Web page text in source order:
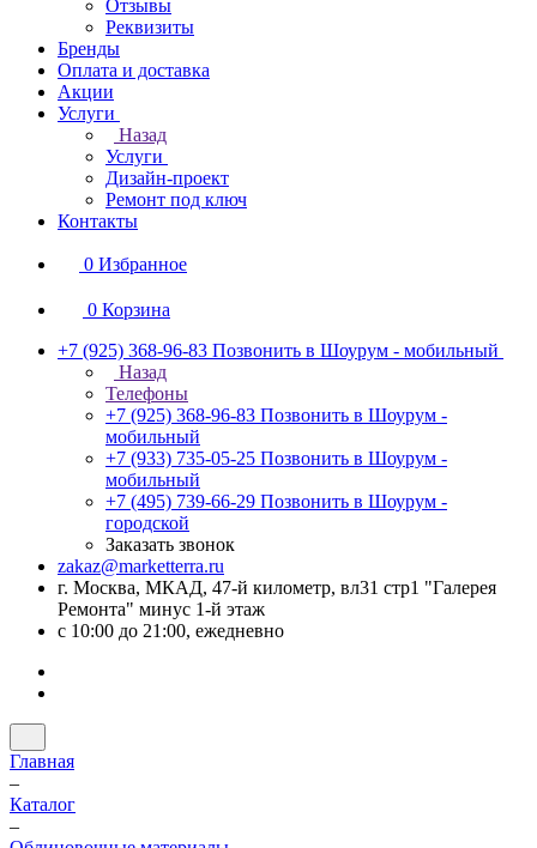
Отзывы
Реквизиты
Бренды
Оплата и доставка
Акции
Услуги
Назад
Услуги
Дизайн-проект
Ремонт под ключ
Контакты
0 Избранное
0 Корзина
+7 (925) 368-96-83 Позвонить в Шоурум - мобильный
Назад
Телефоны
+7 (925) 368-96-83 Позвонить в Шоурум -
мобильный
+7 (933) 735-05-25 Позвонить в Шоурум -
мобильный
+7 (495) 739-66-29 Позвонить в Шоурум -
городской
Заказать звонок
zakaz@marketterra.ru
г. Москва, МКАД, 47-й километр, вл31 стр1 "Галерея
Ремонта" минус 1-й этаж
с 10:00 до 21:00, ежедневно
Главная
–
Каталог
–